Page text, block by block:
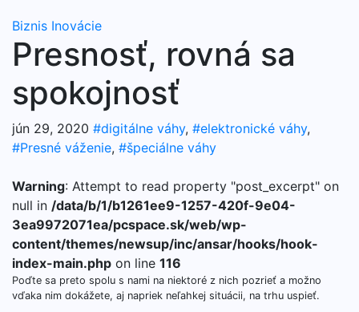
Biznis Inovácie
Presnosť, rovná sa
spokojnosť
jún 29, 2020 #digitálne váhy, #elektronické váhy,
#Presné váženie, #špeciálne váhy
Warning: Attempt to read property "post_excerpt" on
null in /data/b/1/b1261ee9-1257-420f-9e04-
3ea9972071ea/pcspace.sk/web/wp-
content/themes/newsup/inc/ansar/hooks/hook-
index-main.php on line 116
Poďte sa preto spolu s nami na niektoré z nich pozrieť a možno
vďaka nim dokážete, aj napriek neľahkej situácii, na trhu uspieť.